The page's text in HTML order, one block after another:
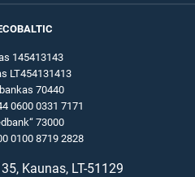
145413143
LT454131413
70440
0600 0331 7171
73000
0100 8719 2828
Kaunas, LT-51129